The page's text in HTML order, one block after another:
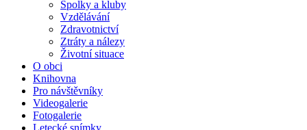
Spolky a kluby
Vzdělávání
Zdravotnictví
Ztráty a nálezy
Životní situace
O obci
Knihovna
Pro návštěvníky
Videogalerie
Fotogalerie
Letecké snímky